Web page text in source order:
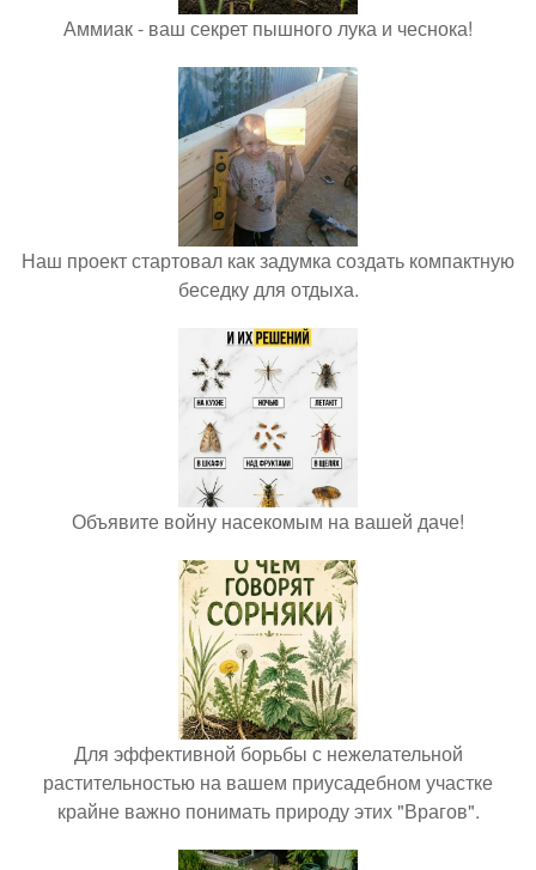
Аммиак - ваш секрет пышного лука и чеснока!
Наш проект стартовал как задумка создать компактную
беседку для отдыха.
Объявите войну насекомым на вашей даче!
Для эффективной борьбы с нежелательной
растительностью на вашем приусадебном участке
крайне важно понимать природу этих "Врагов".